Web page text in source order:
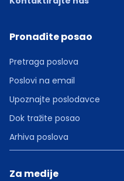
Pronađite posao
Pretraga poslova
Poslovi na email
Upoznajte poslodavce
Dok tražite posao
Arhiva poslova
Za medije